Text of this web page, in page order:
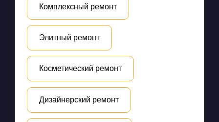
Комплексный ремонт
Элитный ремонт
Косметический ремонт
Дизайнерский ремонт